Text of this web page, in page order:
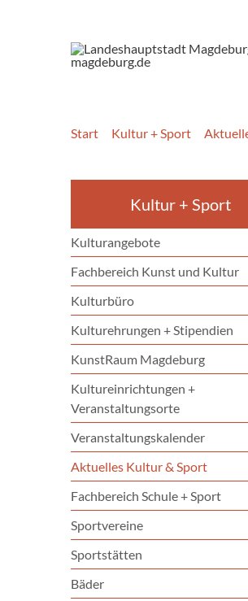
Start Kultur + Sport
Kultur + Sport
Kulturangebote
Fachbereich Kunst und Kultur
Kulturbüro
Kulturehrungen + Stipendien
KunstRaum Magdeburg
Kultureinrichtungen +
Veranstaltungsorte
Veranstaltungskalender
Aktuelles Kultur & Sport
Fachbereich Schule + Sport
Sportvereine
Sportstätten
Bäder